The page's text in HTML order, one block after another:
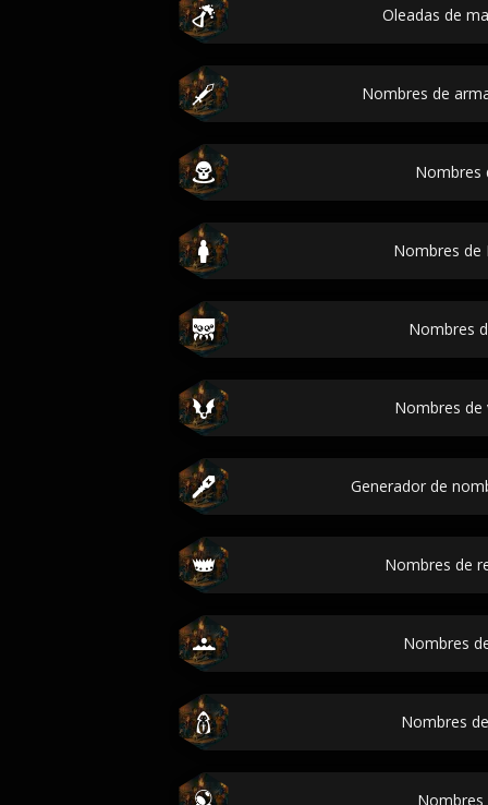
Oleadas de
Nombres de
Nombres
Nombres de
Nombres
Nombres de
Generador de
Nombres de
Nombres
Nombres
Nombres